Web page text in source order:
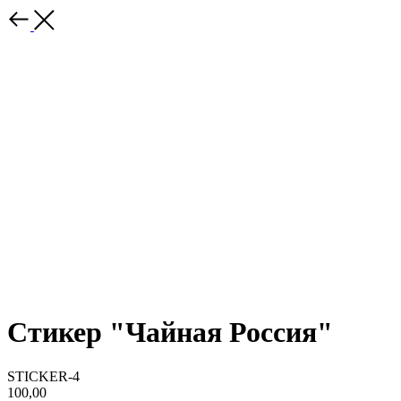
Стикер "Чайная Россия"
STICKER-4
100,00